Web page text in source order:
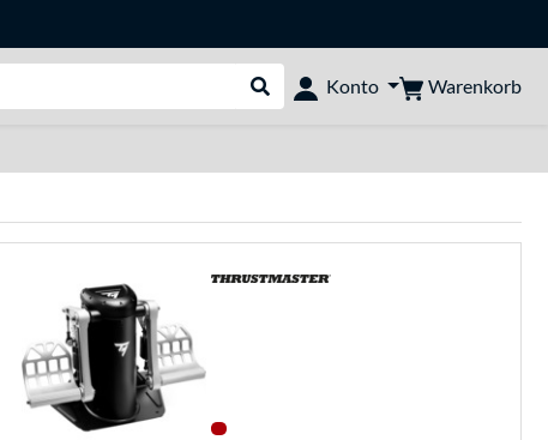
Suche durchführen
Konto Warenkorb